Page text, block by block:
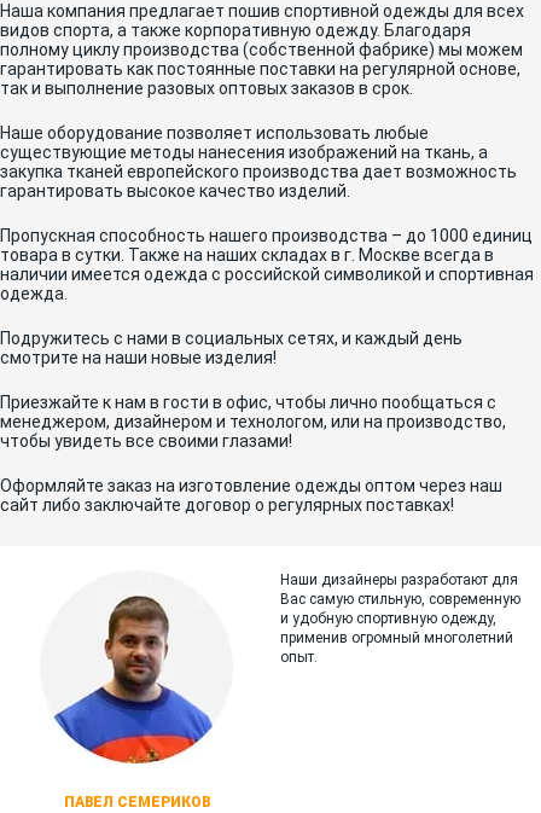
Наша компания предлагает пошив спортивной одежды для всех
видов спорта, а также корпоративную одежду. Благодаря
полному циклу производства (собственной фабрике) мы можем
гарантировать как постоянные поставки на регулярной основе,
так и выполнение разовых оптовых заказов в срок.
Наше оборудование позволяет использовать любые
существующие методы нанесения изображений на ткань, а
закупка тканей европейского производства дает возможность
гарантировать высокое качество изделий.
Пропускная способность нашего производства – до 1000 единиц
товара в сутки. Также на наших складах в г. Москве всегда в
наличии имеется одежда с российской символикой и спортивная
одежда.
Подружитесь с нами в социальных сетях, и каждый день
смотрите на наши новые изделия!
Приезжайте к нам в гости в офис, чтобы лично пообщаться с
менеджером, дизайнером и технологом, или на производство,
чтобы увидеть все своими глазами!
Оформляйте заказ на изготовление одежды оптом через наш
сайт либо заключайте договор о регулярных поставках!
ПАВЕЛ СЕМЕРИКОВ
Наши дизайнеры разработают для
Вас самую стильную, современную
и удобную спортивную одежду,
применив огромный многолетний
опыт.